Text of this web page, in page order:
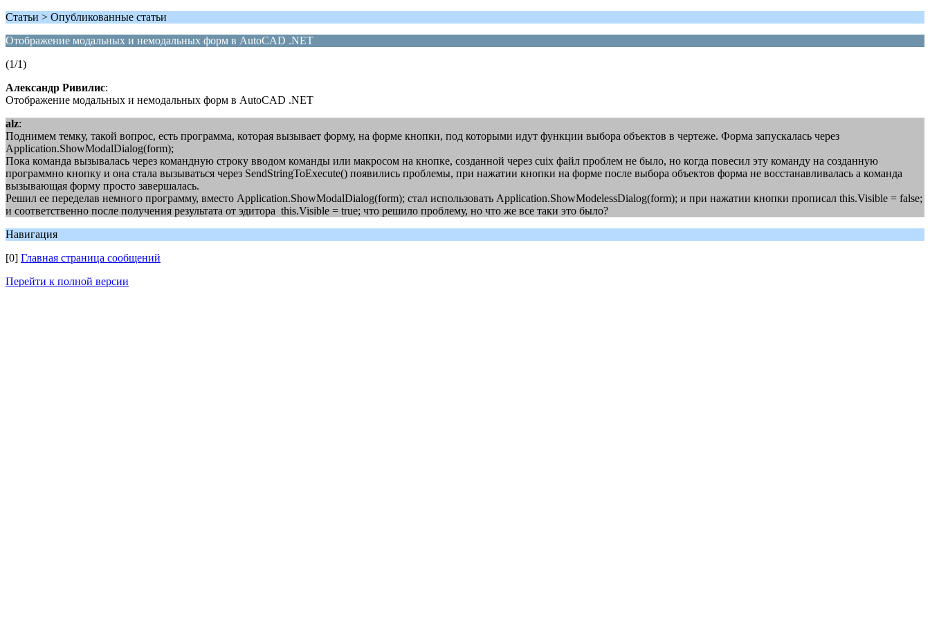
Статьи > Опубликованные статьи
Отображение модальных и немодальных форм в AutoCAD .NET
(1/1)
Александр Ривилис:
Отображение модальных и немодальных форм в AutoCAD .NET
alz:
Поднимем темку, такой вопрос, есть программа, которая вызывает форму, на форме кнопки, под которыми идут функции выбора объектов в чертеже. Форма запускалась через
Application.ShowModalDialog(form);
Пока команда вызывалась через командную строку вводом команды или макросом на кнопке, созданной через cuix файл проблем не было, но когда повесил эту команду на созданную
программно кнопку и она стала вызываться через SendStringToExecute() появились проблемы, при нажатии кнопки на форме после выбора объектов форма не восстанавливалась а команда
вызывающая форму просто завершалась.
Решил ее переделав немного программу, вместо Application.ShowModalDialog(form); стал использовать Application.ShowModelessDialog(form); и при нажатии кнопки прописал this.Visible = false;
и соответственно после получения результата от эдитора this.Visible = true; что решило проблему, но что же все таки это было?
Навигация
[0] Главная страница сообщений
Перейти к полной версии